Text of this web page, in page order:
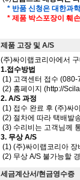
* 반품 신청은 대한과
* 제품 박스포장이 훼
제품 고장 및 A/S
(주)싸이랩코리아에서
1.접수방법
(1) 고객센터 접수
(2) 홈페이지 (http://
2. A/S 과정
(1) 접수 완료 후 (주)싸
(2) 절차에 따라 택배발
(3) 수리비는 고객님께
3. 무상 A/S
(1) (주)싸이랩코리아
(2) 무상 A/S 불가능할
세금계산서/현금영수증